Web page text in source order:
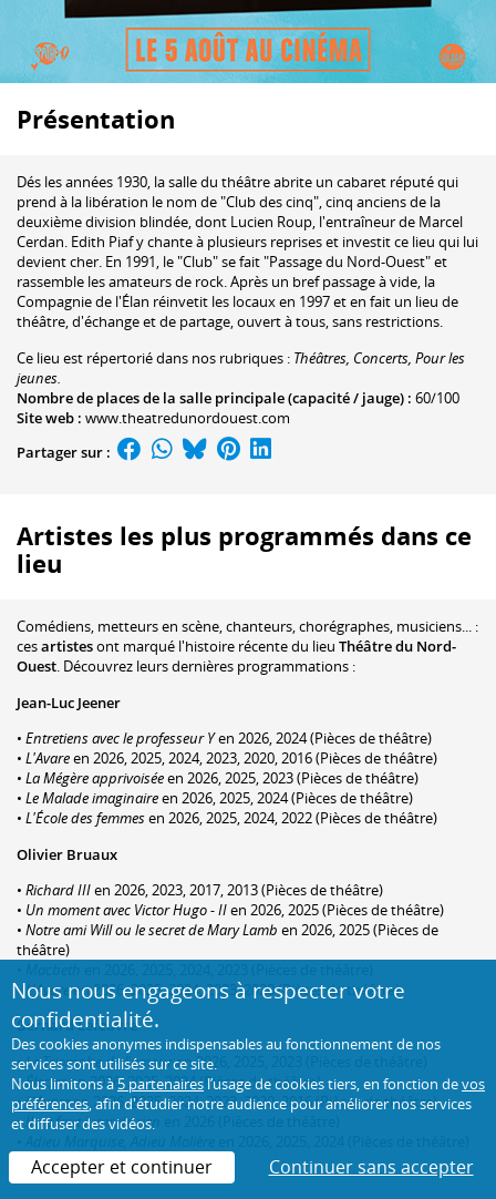
Présentation
Dés les années 1930, la salle du théâtre abrite un cabaret réputé qui
prend à la libération le nom de "Club des cinq", cinq anciens de la
deuxième division blindée, dont Lucien Roup, l'entraîneur de Marcel
Cerdan. Edith Piaf y chante à plusieurs reprises et investit ce lieu qui lui
devient cher. En 1991, le "Club" se fait "Passage du Nord-Ouest" et
rassemble les amateurs de rock. Après un bref passage à vide, la
Compagnie de l'Élan réinvetit les locaux en 1997 et en fait un lieu de
théâtre, d'échange et de partage, ouvert à tous, sans restrictions.
Ce lieu est répertorié dans nos rubriques : Théâtres, Concerts, Pour les
jeunes.
Nombre de places de la salle principale (capacité / jauge) : 60/100
Site web : www.theatredunordouest.com
Partager sur :
Artistes les plus programmés dans ce
lieu
Comédiens, metteurs en scène, chanteurs, chorégraphes, musiciens... :
cesartistesont marqué l'histoire récente du lieu Théâtre du Nord-
Ouest. Découvrez leurs dernières programmations :
Jean-Luc Jeener
• Entretiens avec le professeur Yen 2026, 2024 (Pièces de théâtre)
• L'Avareen 2026, 2025, 2024, 2023, 2020, 2016 (Pièces de théâtre)
• La Mégère apprivoiséeen 2026, 2025, 2023 (Pièces de théâtre)
• Le Malade imaginaireen 2026, 2025, 2024 (Pièces de théâtre)
• L'École des femmesen 2026, 2025, 2024, 2022 (Pièces de théâtre)
Olivier Bruaux
• Richard IIIen 2026, 2023, 2017, 2013 (Pièces de théâtre)
• Un moment avec Victor Hugo - IIen 2026, 2025 (Pièces de théâtre)
• Notre ami Will ou le secret de Mary Lamb en 2026, 2025 (Pièces de
théâtre)
•L'Avareen 2026, 2025, 2024, 2023, 2020 (Pièces de théâtre)
Bernard Lefebvre
•Le Triomphe de l'amouren 2026, 2025, 2023 (Pièces de théâtre)
•Électreen 2026, 2025, 2024 (Pièces de théâtre)
•L'Avareen 2026, 2025, 2024, 2023, 2020, 2016 (Pièces de théâtre)
•Il ne faut jurer de rien
Hélène Robin
Nous nous engageons à respecter votre
confidentialité.
Des cookies anonymes indispensables au fonctionnement de nos
services sont utilisés sur ce site.
Nous limitons à5 partenaires l’usage de cookies tiers, en fonction devos
préférences, afin d'étudier notre audience pour améliorer nos services
et diffuser des vidéos.
Accepter et continuer Continuer sans accepter